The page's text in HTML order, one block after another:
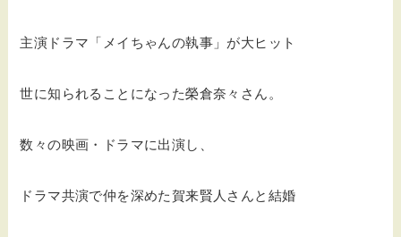
主演ドラマ「メイちゃんの執事」が大ヒット
世に知られることになった榮倉奈々さん。
数々の映画・ドラマに出演し、
ドラマ共演で仲を深めた賀来賢人さんと結婚